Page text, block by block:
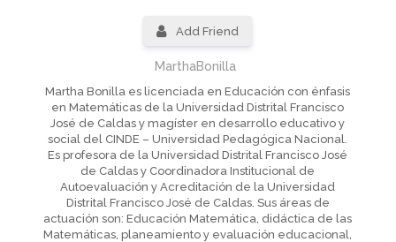
Add Friend
MarthaBonilla
Martha Bonilla es licenciada en Educación con énfasis
en Matemáticas de la Universidad Distrital Francisco
José de Caldas y magíster en desarrollo educativo y
social del CINDE – Universidad Pedagógica Nacional.
Es profesora de la Universidad Distrital Francisco José
de Caldas y Coordinadora Institucional de
Autoevaluación y Acreditación de la Universidad
Distrital Francisco José de Caldas. Sus áreas de
actuación son: Educación Matemática, didáctica de las
Matemáticas, planeamiento y evaluación educacional,